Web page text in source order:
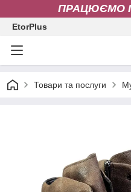
ПРАЦЮЄМО
EtorPlus
Товари та послуги